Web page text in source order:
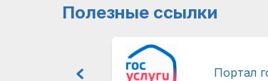
Полезные ссылки
Портал